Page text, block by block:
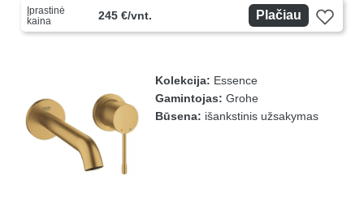
Įprastinė
kaina
245 €/vnt. Plačiau
Kolekcija: Essence
Gamintojas: Grohe
Būsena: išankstinis užsakymas